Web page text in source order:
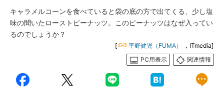
キャラメルコーンを食べていると袋の底の方で出てくる、少し塩
味の聞いたローストピーナッツ。このピーナッツはなぜ入ってい
るのでしょうか？
[ 平野健児（FUMA）
，ITmedia]
PC用表示
関連情報